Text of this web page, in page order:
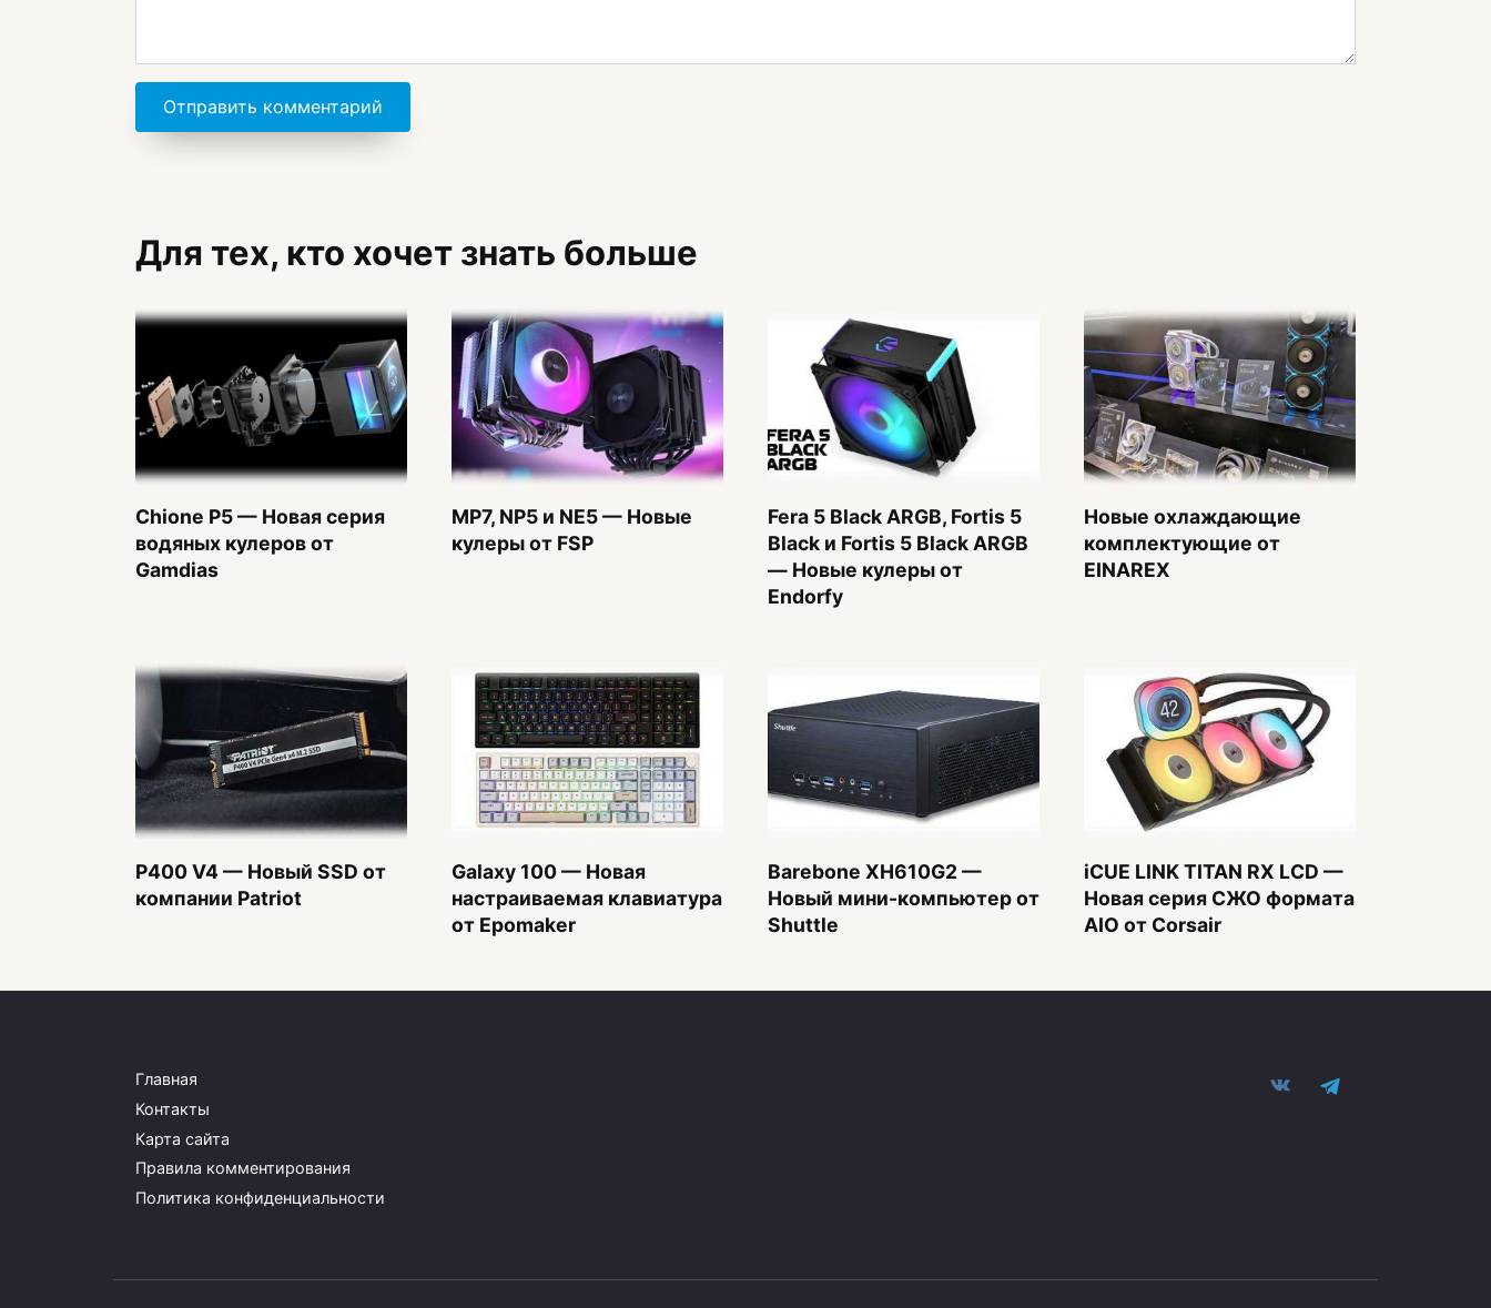
Для тех, кто хочет знать больше
Chione P5 — Новая серия
водяных кулеров от
Gamdias
MP7, NP5 и NE5 — Новые
кулеры от FSP
Fera 5 Black ARGB, Fortis 5
Black и Fortis 5 Black ARGB
— Новые кулеры от
Endorfy
Новые охлаждающие
комплектующие от
EINAREX
P400 V4 — Новый SSD от
компании Patriot
Galaxy 100 — Новая
настраиваемая клавиатура
от Epomaker
Barebone XH610G2 —
Новый мини-компьютер от
Shuttle
iCUE LINK TITAN RX LCD —
Новая серия СЖО формата
AIO от Corsair
Главная
Контакты
Карта сайта
Правила комментирования
Политика конфиденциальности